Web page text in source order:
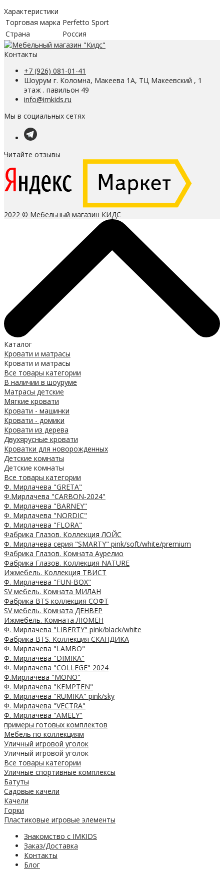
Характеристики
Торговая марка Perfetto Sport
Страна
Россия
Контакты
+7 (926) 081-01-41
Шоурум г. Коломна, Макеева 1А, ТЦ Макеевский , 1
этаж . павильон 49
info@imkids.ru
Мы в социальных сетях
Читайте отзывы
2022 © Мебельный магазин КИДС
Каталог
Кровати и матрасы
Кровати и матрасы
Все товары категории
В наличии в шоуруме
Матрасы детские
Мягкие кровати
Кровати - машинки
Кровати - домики
Кровати из дерева
Двухярусные кровати
Кроватки для новорожденных
Детские комнаты
Детские комнаты
Все товары категории
Ф. Мирлачева "GRETA"
Ф.Мирлачева "CARBON-2024"
Ф. Мирлачева "BARNEY"
Ф. Мирлачева "NORDIC"
Ф. Мирлачева "FLORA"
Фабрика Глазов. Коллекция ЛОЙС
Ф. Мирлачева серия "SMARTY" pink/soft/white/premium
Фабрика Глазов. Комната Аурелио
Фабрика Глазов. Коллекция NATURE
Ижмебель. Коллекция ТВИСТ
Ф. Мирлачева "FUN-BOX"
SV мебель. Комната МИЛАН
Фабрика BTS коллекция СОФТ
SV мебель. Комната ДЕНВЕР
Ижмебель. Комната ЛЮМЕН
Ф. Мирлачева "LIBERTY" pink/black/white
Фабрика BTS. Коллекция СКАНДИКА
Ф. Мирлачева "LAMBO"
Ф. Мирлачева "DIMIKA"
Ф. Мирлачева "COLLEGE" 2024
Ф.Мирлачева "MONO"
Ф. Мирлачева "KEMPTEN"
Ф. Мирлачева "RUMIKA" pink/sky
Ф. Мирлачева "VECTRA"
Ф. Мирлачева "AMELY"
примеры готовых комплектов
Мебель по коллекциям
Уличный игровой уголок
Уличный игровой уголок
Все товары категории
Уличные спортивные комплексы
Батуты
Садовые качели
Качели
Горки
Пластиковые игровые элементы
Знакомство с IMKIDS
Заказ/Доставка
Контакты
Блог